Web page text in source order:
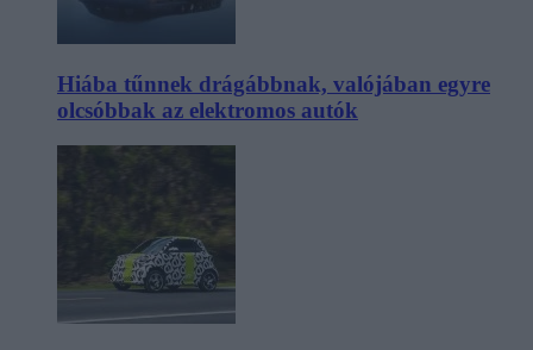
Hiába tűnnek drágábbnak, valójában egyre
olcsóbbak az elektromos autók